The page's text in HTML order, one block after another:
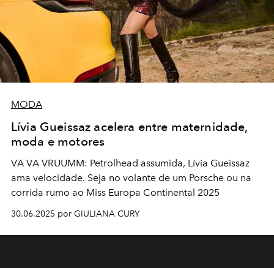
MODA
Lívia Gueissaz acelera entre maternidade,
moda e motores
VA VA VRUUMM: Petrolhead assumida, Lívia Gueissaz
ama velocidade. Seja no volante de um Porsche ou na
corrida rumo ao Miss Europa Continental 2025
30.06.2025 por GIULIANA CURY